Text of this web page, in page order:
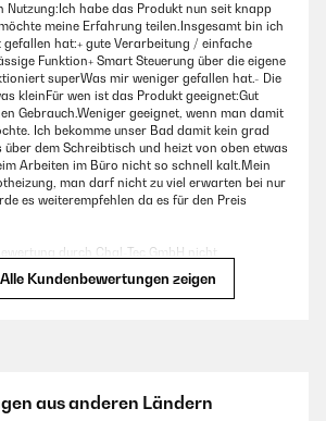
Nutzung:Ich habe das Produkt nun seit knapp
meine Erfahrung teilen.Insgesamt bin ich
hat:+ gute Verarbeitung / einfache
Funktion+ Smart Steuerung über die eigene
superWas mir weniger gefallen hat.- Die
kleinFür wen ist das Produkt geeignet:Gut
Gebrauch.Weniger geeignet, wenn man damit
Ich bekomme unser Bad damit kein grad
über dem Schreibtisch und heizt von oben etwas
Arbeiten im Büro nicht so schnell kalt.Mein
man darf nicht zu viel erwarten bei nur
es weiterempfehlen da es für den Preis
durch Chal-Tec GmbH nicht
ein Ziegel- Lehmbau von vor 200 Jahren. Wir
Alle Kundenbewertungen zeigen
aus anderen Ländern